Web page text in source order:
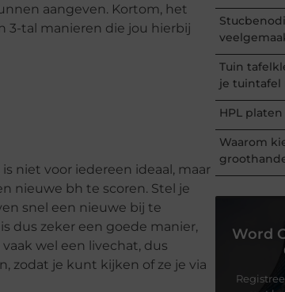
aangeven. Kortom, het
3-tal manieren die jou hierbij
niet voor iedereen ideaal, maar
nieuwe bh te scoren. Stel je
snel een nieuwe bij te
dus zeker een goede manier,
wel een livechat, dus
zodat je kunt kijken of ze je via
Tuin
je tuintafel
HPL
Waarom
Word